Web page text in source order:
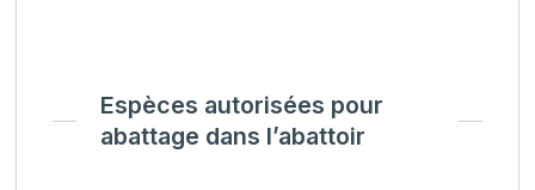
Espèces autorisées pour
abattage dans l’abattoir